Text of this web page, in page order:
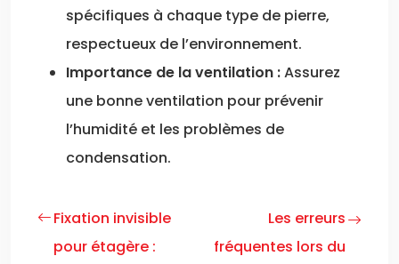
spécifiques à chaque type de pierre,
respectueux de l’environnement.
Importance de la ventilation :Assurez
une bonne ventilation pour prévenir
l’humidité et les problèmes de
condensation.
Fixation invisible
pour étagère :
Les erreurs
fréquentes lors du